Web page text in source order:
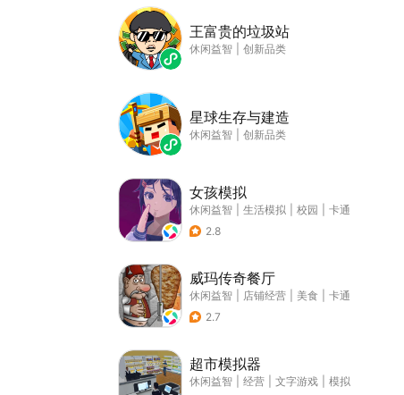
王富贵的垃圾站
休闲益智 创新品类
星球生存与建造
休闲益智 创新品类
女孩模拟
休闲益智 生活模拟 校园
卡通
2.8
威玛传奇餐厅
休闲益智 店铺经营 美食
卡通
2.7
超市模拟器
休闲益智 经营 文字游戏
模拟